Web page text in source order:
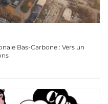
Bas-Carbone : Vers un